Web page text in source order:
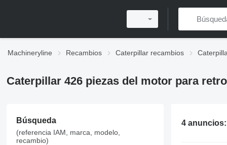
Machineryline Recambios Caterpillar recambios
Caterpillar 426 piezas del motor para
Búsqueda
(referencia IAM, marca, modelo,
recambio)
4 anuncios: